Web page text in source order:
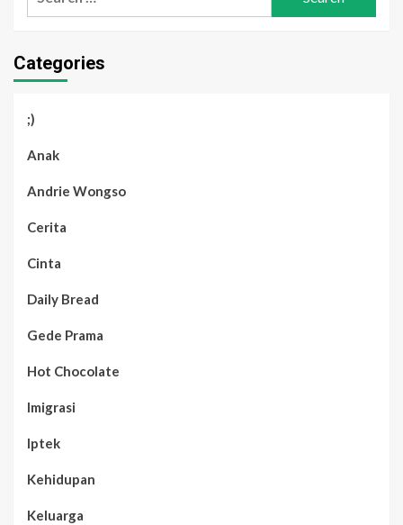
Categories
;)
Anak
Andrie Wongso
Cerita
Cinta
Daily Bread
Gede Prama
Hot Chocolate
Imigrasi
Iptek
Kehidupan
Keluarga